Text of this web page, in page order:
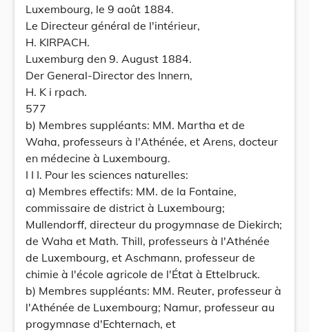
Luxembourg, le 9 août 1884.
Le Directeur général de l'intérieur,
H. KIRPACH.
Luxemburg den 9. August 1884.
Der General-Director des Innern,
H. K i rpach.
577
b) Membres suppléants: MM. Martha et de
Waha, professeurs à l'Athénée, et Arens, docteur
en médecine à Luxembourg.
I I I. Pour les sciences naturelles:
a) Membres effectifs: MM. de la Fontaine,
commissaire de district à Luxembourg;
Mullendorff, directeur du progymnase de Diekirch;
de Waha et Math. Thill, professeurs à l'Athénée
de Luxembourg, et Aschmann, professeur de
chimie à l'école agricole de l'État à Ettelbruck.
b) Membres suppléants: MM. Reuter, professeur à
l'Athénée de Luxembourg; Namur, professeur au
progymnase d'Echternach, et